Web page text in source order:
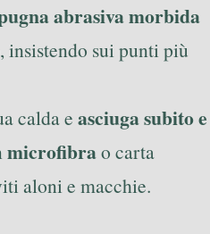
abrasiva morbida
insistendo sui punti più
calda e asciuga subito e
microfibrao carta
aloni e macchie.